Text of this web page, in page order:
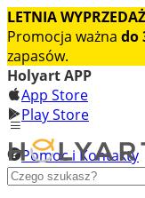
LETNIA WYPRZEDAŻ
Promocja ważna do
zapasów.
Holyart APP
App Store
Play Store
Pomoc i Kontakty
+48 222 922 860